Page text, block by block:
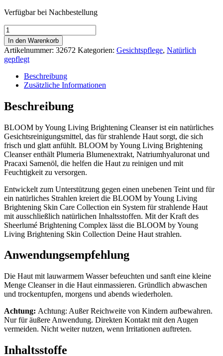
Verfügbar bei Nachbestellung
BLOOM
by
Young
Living®
Brightening
Cleanser
Menge
In den Warenkorb
Artikelnummer: 32672 Kategorien: Gesichtspflege, Natürlich
gepflegt
Beschreibung
Zusätzliche Informationen
Beschreibung
BLOOM by Young Living Brightening Cleanser ist ein natürliches
Gesichtsreinigungsmittel, das für strahlende Haut sorgt, die sich
frisch und glatt anfühlt. BLOOM by Young Living Brightening
Cleanser enthält Plumeria Blumenextrakt, Natriumhyaluronat und
Pracaxi Samenöl, die helfen die Haut zu reinigen und mit
Feuchtigkeit zu versorgen.
Entwickelt zum Unterstützung gegen einen unebenen Teint und für
ein natürliches Strahlen kreiert die BLOOM by Young Living
Brightening Skin Care Collection ein System für strahlende Haut
mit ausschließlich natürlichen Inhaltsstoffen. Mit der Kraft des
Sheerlumé Brightening Complex lässt die BLOOM by Young
Living Brightening Skin Collection Deine Haut strahlen.
Anwendungsempfehlung
Die Haut mit lauwarmem Wasser befeuchten und sanft eine kleine
Menge Cleanser in die Haut einmassieren. Gründlich abwaschen
und trockentupfen, morgens und abends wiederholen.
Achtung: Achtung: Außer Reichweite von Kindern aufbewahren.
Nur für äußere Anwendung. Direkten Kontakt mit den Augen
vermeiden. Nicht weiter nutzen, wenn Irritationen auftreten.
Inhaltsstoffe